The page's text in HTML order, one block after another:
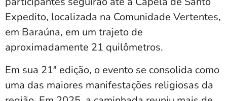
Expedito, localizada na Comunidade Vertentes,
em Baraúna, em um trajeto de
aproximadamente 21 quilômetros.
Em sua 21ª edição, o evento se consolida como
uma das maiores manifestações religiosas da